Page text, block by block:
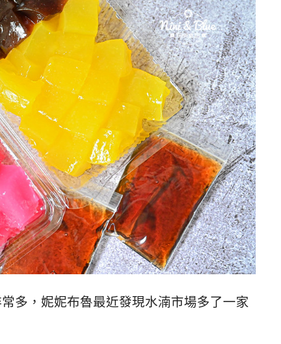
多，妮妮布魯最近發現水湳市場多了一家